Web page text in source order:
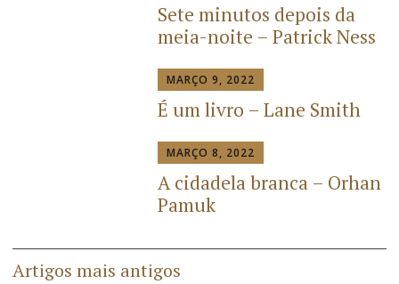
Sete minutos depois da
meia-noite – Patrick Ness
MARÇO 9, 2022
É um livro – Lane Smith
MARÇO 8, 2022
A cidadela branca – Orhan
Pamuk
Artigos mais antigos